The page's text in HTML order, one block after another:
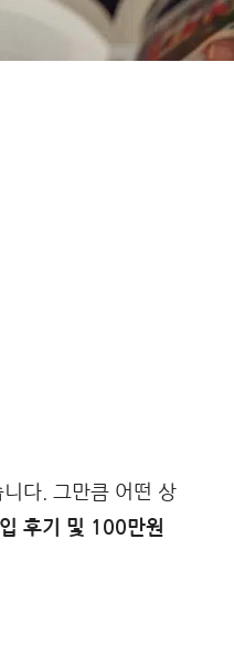
다. 그만큼 어떤 상
후기 및 100만원